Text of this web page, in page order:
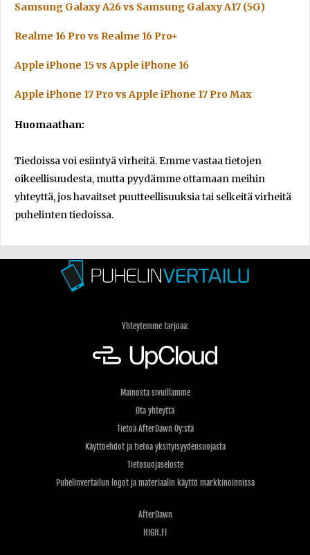
Samsung Galaxy A26 vs Samsung Galaxy A17 (5G)
Realme 16 Pro vs Realme 16 Pro+
Apple iPhone 15 vs Apple iPhone 16
Apple iPhone 17 Pro vs Apple iPhone 17 Pro Max
Huomaathan:
Tiedoissa voi esiintyä virheitä. Emme vastaa tietojen
oikeellisuudesta, mutta pyydämme ottamaan meihin
yhteyttä, jos havaitset puutteellisuuksia tai selkeitä virheitä
puhelinten tiedoissa.
Yhteytemme tarjoaa:
Mainosta sivuillamme
Ota yhteyttä
Tietoa AfterDawn Oy:stä
Käyttöehdot ja tietoa yksityisyydensuojasta
Tietosuojaseloste
Puhelinvertailun logot ja materiaalin käyttö markkinoinnissa
AfterDawn
HIGH.FI